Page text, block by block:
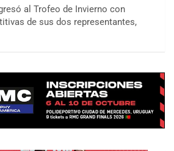
al Trofeo de Invierno con
de sus dos representantes,